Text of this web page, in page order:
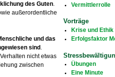
des Guten.
außerordentliche
und das
sind .
nicht etwas
zwischen
Vermittlerrolle
Vorträge
Krise und Ethik
Erfolgsfaktor
Übungen
Eine Minute